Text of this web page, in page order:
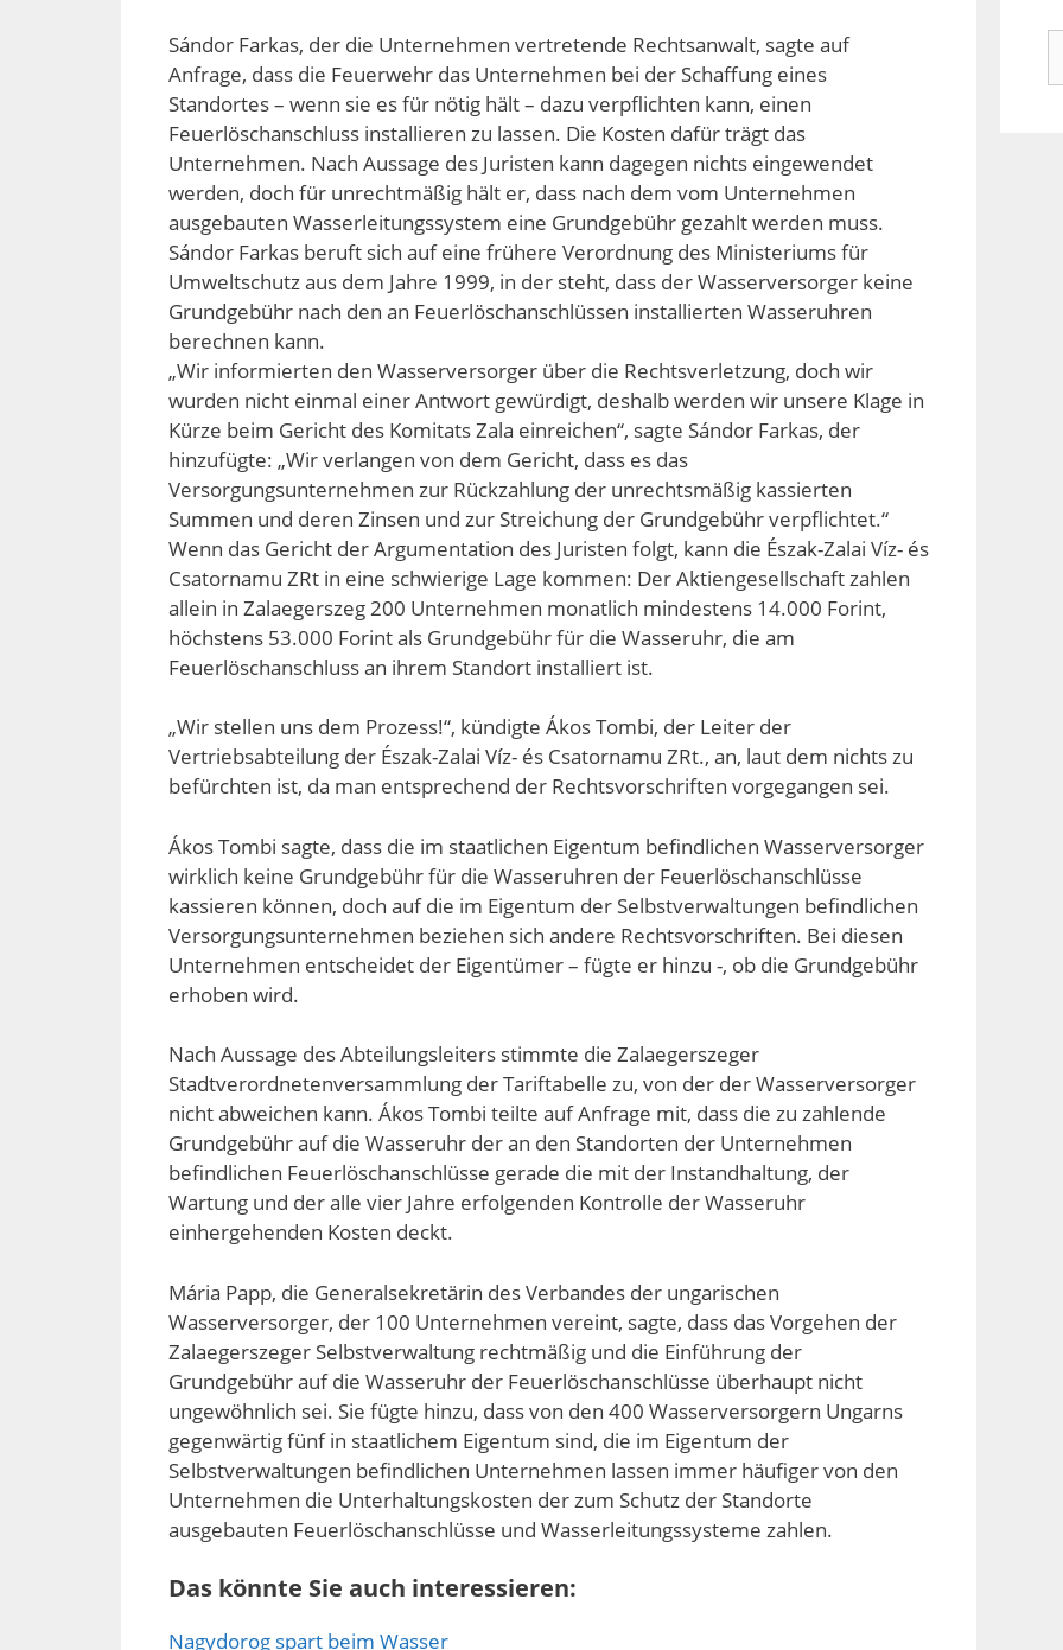
Sándor Farkas, der die Unternehmen vertretende Rechtsanwalt, sagte auf
Anfrage, dass die Feuerwehr das Unternehmen bei der Schaffung eines
Standortes – wenn sie es für nötig hält – dazu verpflichten kann, einen
Feuerlöschanschluss installieren zu lassen. Die Kosten dafür trägt das
Unternehmen. Nach Aussage des Juristen kann dagegen nichts eingewendet
werden, doch für unrechtmäßig hält er, dass nach dem vom Unternehmen
ausgebauten Wasserleitungssystem eine Grundgebühr gezahlt werden muss.
Sándor Farkas beruft sich auf eine frühere Verordnung des Ministeriums für
Umweltschutz aus dem Jahre 1999, in der steht, dass der Wasserversorger keine
Grundgebühr nach den an Feuerlöschanschlüssen installierten Wasseruhren
berechnen kann.
„Wir informierten den Wasserversorger über die Rechtsverletzung, doch wir
wurden nicht einmal einer Antwort gewürdigt, deshalb werden wir unsere Klage in
Kürze beim Gericht des Komitats Zala einreichen“, sagte Sándor Farkas, der
hinzufügte: „Wir verlangen von dem Gericht, dass es das
Versorgungsunternehmen zur Rückzahlung der unrechtsmäßig kassierten
Summen und deren Zinsen und zur Streichung der Grundgebühr verpflichtet.“
Wenn das Gericht der Argumentation des Juristen folgt, kann die Észak-Zalai Víz- és
Csatornamu ZRt in eine schwierige Lage kommen: Der Aktiengesellschaft zahlen
allein in Zalaegerszeg 200 Unternehmen monatlich mindestens 14.000 Forint,
höchstens 53.000 Forint als Grundgebühr für die Wasseruhr, die am
Feuerlöschanschluss an ihrem Standort installiert ist.
„Wir stellen uns dem Prozess!“, kündigte Ákos Tombi, der Leiter der
Vertriebsabteilung der Észak-Zalai Víz- és Csatornamu ZRt., an, laut dem nichts zu
befürchten ist, da man entsprechend der Rechtsvorschriften vorgegangen sei.
Ákos Tombi sagte, dass die im staatlichen Eigentum befindlichen Wasserversorger
wirklich keine Grundgebühr für die Wasseruhren der Feuerlöschanschlüsse
kassieren können, doch auf die im Eigentum der Selbstverwaltungen befindlichen
Versorgungsunternehmen beziehen sich andere Rechtsvorschriften. Bei diesen
Unternehmen entscheidet der Eigentümer – fügte er hinzu -, ob die Grundgebühr
erhoben wird.
Nach Aussage des Abteilungsleiters stimmte die Zalaegerszeger
Stadtverordnetenversammlung der Tariftabelle zu, von der der Wasserversorger
nicht abweichen kann. Ákos Tombi teilte auf Anfrage mit, dass die zu zahlende
Grundgebühr auf die Wasseruhr der an den Standorten der Unternehmen
befindlichen Feuerlöschanschlüsse gerade die mit der Instandhaltung, der
Wartung und der alle vier Jahre erfolgenden Kontrolle der Wasseruhr
einhergehenden Kosten deckt.
Mária Papp, die Generalsekretärin des Verbandes der ungarischen
Wasserversorger, der 100 Unternehmen vereint, sagte, dass das Vorgehen der
Zalaegerszeger Selbstverwaltung rechtmäßig und die Einführung der
Grundgebühr auf die Wasseruhr der Feuerlöschanschlüsse überhaupt nicht
ungewöhnlich sei. Sie fügte hinzu, dass von den 400 Wasserversorgern Ungarns
gegenwärtig fünf in staatlichem Eigentum sind, die im Eigentum der
Selbstverwaltungen befindlichen Unternehmen lassen immer häufiger von den
Unternehmen die Unterhaltungskosten der zum Schutz der Standorte
ausgebauten Feuerlöschanschlüsse und Wasserleitungssysteme zahlen.
Das könnte Sie auch interessieren:
Nagydorog spart beim Wasser